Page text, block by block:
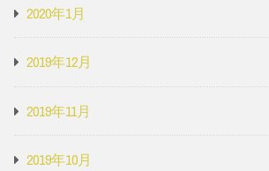
2020年1月
2019年12月
2019年11月
2019年10月